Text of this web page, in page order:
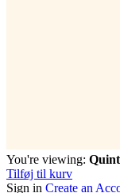
You're viewing:
Tilføj til kurv
Sign in Create an